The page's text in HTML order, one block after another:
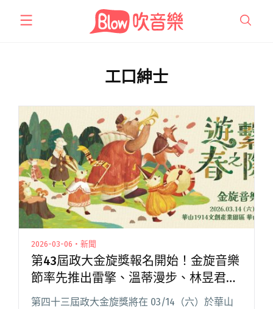
工口紳士
2026-03-06・新聞
第43屆政大金旋獎報名開始！金旋音樂
節率先推出雷擎、溫蒂漫步、林昱君等
陣容回饋參賽者
第四十三屆政大金旋獎將在 03/14（六）於華山